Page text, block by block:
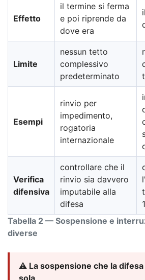
Tabella 2 — Sospensione e
diverse
Effetto
il termine si ferma
e poi riprende da
dove era
Limite
nessun tetto
complessivo
predeterminato
Esempi
rinvio per
impedimento,
rogatoria
internazionale
Verifica
difensiva
controllare che il
rinvio sia davvero
imputabile alla
difesa
⚠️ La sospensione che la
sola